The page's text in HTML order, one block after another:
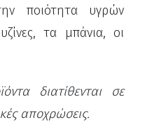
ποιότητα υγρών
τα μπάνια, οι
διατίθενται σε
αποχρώσεις.